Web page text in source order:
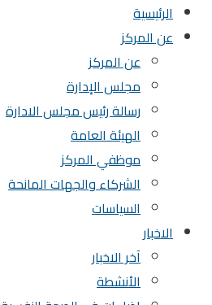
الرئيسية
عن المركز
عن المركز
مجلس الإدارة
رسالة رئيس مجلس الادارة
الهيئة العامة
موظفي المركز
الشركاء والجهات المانحة
السياسات
الاخبار
آخر الاخبار
الأنشطة